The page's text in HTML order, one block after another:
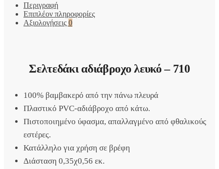
Περιγραφή
Επιπλέον πληροφορίες
Αξιολογήσεις 0
Σελτεδάκι αδιάβροχο λευκό – 710
100% βαμβακερό από την πάνω πλευρά
Πλαστικό PVC-αδιάβροχο από κάτω.
Πιστοποιημένο ύφασμα, απαλλαγμένο από φθαλικούς
εστέρες.
Κατάλληλο για χρήση σε βρέφη
Διάσταση 0,35χ0,56 εκ.